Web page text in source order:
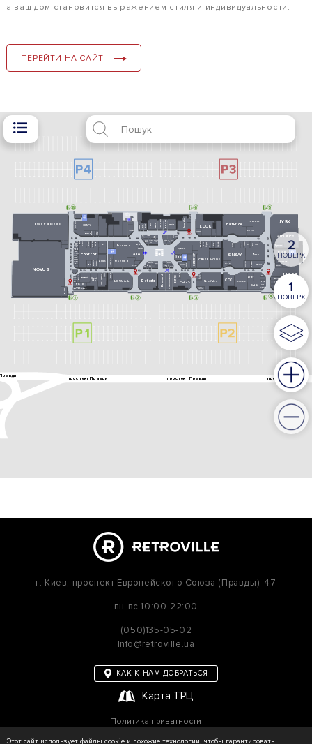
а ваш дом становится выражением стиля и индивидуальности.
ПЕРЕЙТИ НА САЙТ
г. Киев, проспект Европейского Союза (Правды), 47
пн-вс 10:00-22:00
(050)135-05-02
Info@retroville.ua
КАК К НАМ ДОБРАТЬСЯ
Карта ТРЦ
Политика приватности
Этот сайт использует файлы cookie и похожие технологии, чтобы гарантировать